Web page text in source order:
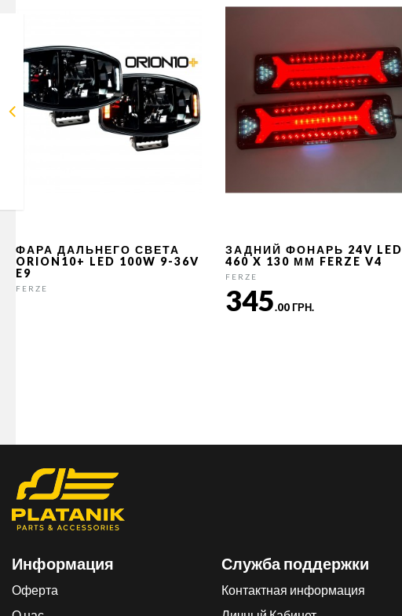
ФАРА ДАЛЬНЕГО СВЕТА
ORION10+ LED 100W 9-36V
E9
FERZE
ЗАДНИЙ ФОНАРЬ 24V LED
460 X 130 ММ FERZE V4
FERZE
345.00 ГРН.
Информация
Оферта
Служба поддержки
Контактная информация